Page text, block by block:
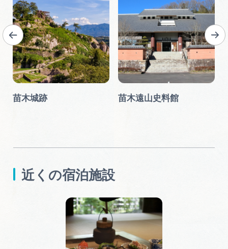
苗木城跡 苗木遠山史料館
近くの宿泊施設